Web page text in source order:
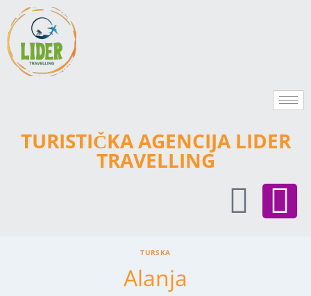
TURISTIČKA AGENCIJA LIDER
TRAVELLING
TURSKA
Alanja